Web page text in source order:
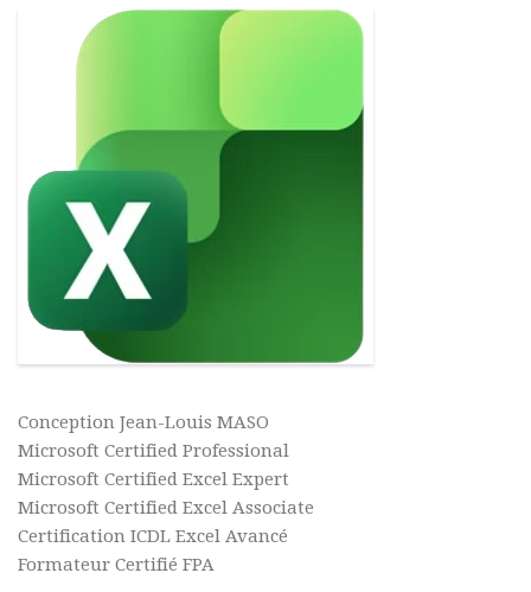
Conception Jean-Louis MASO
Microsoft Certified Professional
Microsoft Certified Excel Expert
Microsoft Certified Excel Associate
Certification ICDL Excel Avancé
Formateur Certifié FPA